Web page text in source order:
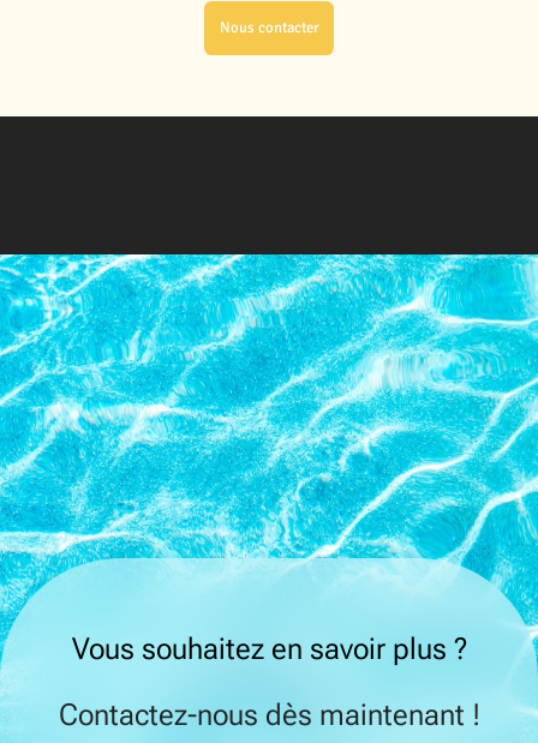
Nous contacter
Vous souhaitez en savoir plus ?
Contactez-nous dès maintenant !